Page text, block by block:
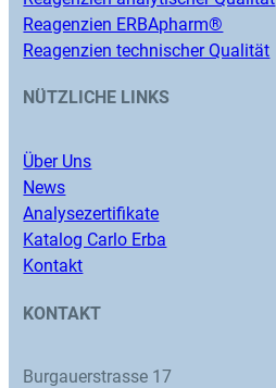
Reagenzien ERBApharm®
Reagenzien technischer Qualität
NÜTZLICHE LINKS
Über Uns
News
Analysezertifikate
Katalog Carlo Erba
Kontakt
KONTAKT
Burgauerstrasse 17